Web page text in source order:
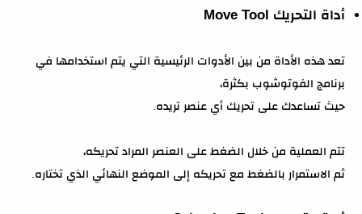
أداة التحريك Move Tool
تعد هذه الأداة من بين الأدوات الرئيسية التي يتم استخدامها في
برنامج الفوتوشوب بكثرة،
حيث تساعدك على تحريك أي عنصر تريده.
تتم العملية من خلال الضغط على العنصر المراد تحريكه،
ثم الاستمرار بالضغط مع تحريكه إلى الموضع النهائي الذي تختاره.